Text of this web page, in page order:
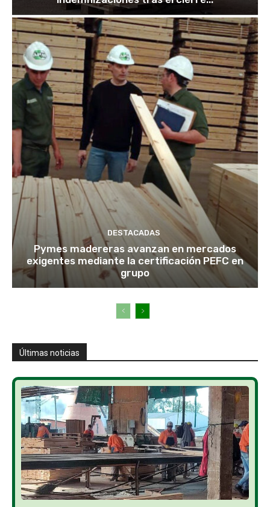
DESTACADAS
Pymes madereras avanzan en mercados
exigentes mediante la certificación PEFC en
grupo
Últimas noticias